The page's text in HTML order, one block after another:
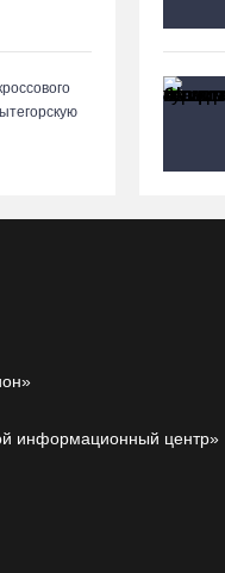
информационный центр»